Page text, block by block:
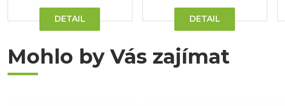
DETAIL DETAIL
Mohlo by Vás zajímat